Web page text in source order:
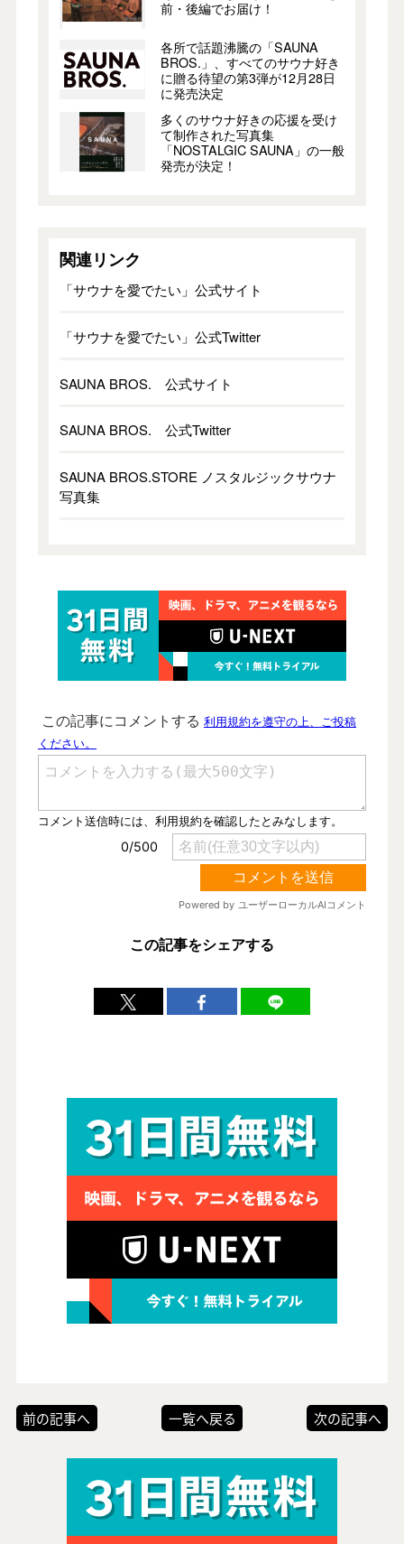
前・後編でお届け！
各所で話題沸騰の「SAUNA
BROS.」、すべてのサウナ好き
に贈る待望の第3弾が12月28日
に発売決定
多くのサウナ好きの応援を受け
て制作された写真集
「NOSTALGIC SAUNA」の一般
発売が決定！
関連リンク
「サウナを愛でたい」公式サイト
「サウナを愛でたい」公式Twitter
SAUNA BROS. 公式サイト
SAUNA BROS. 公式Twitter
SAUNA BROS.STORE ノスタルジックサウナ
写真集
この記事をシェアする
前の記事へ 一覧へ戻る 次の記事へ